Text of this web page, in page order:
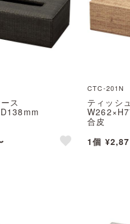
ス
CTC-201N
ティッシ
合皮
1個